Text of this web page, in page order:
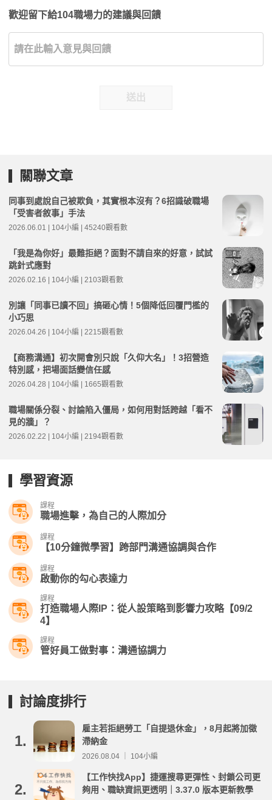
歡迎留下給104職場力的建議與回饋
送出
關聯文章
同事到處說自己被欺負，其實根本沒有？6招識破職場
「受害者敘事」手法
2026.06.01 | 104小編 | 45240觀看數
「我是為你好」最難拒絕？面對不請自來的好意，試試
跳針式應對
2026.02.16 | 104小編 | 2103觀看數
別讓「同事已讀不回」搞砸心情！5個降低回覆門檻的
小巧思
2026.04.26 | 104小編 | 2215觀看數
【商務溝通】初次開會別只說「久仰大名」！3招營造
特別感，把場面話變信任感
2026.04.28 | 104小編 | 1665觀看數
職場關係分裂、討論陷入僵局，如何用對話跨越「看不
見的牆」？
2026.02.22 | 104小編 | 2194觀看數
學習資源
課程
職場進擊，為自己的人際加分
課程
【10分鐘微學習】跨部門溝通協調與合作
課程
啟動你的勾心表達力
課程
打造職場人際IP：從人設策略到影響力攻略【09/2
4】​
課程
管好員工做對事：溝通協調力
討論度排行
1.
雇主若拒絕勞工「自提退休金」，8月起將加徵
滯納金
2026.08.04 ｜ 104小編
2.
【工作快找App】捷運搜尋更彈性、封鎖公司更
夠用、職缺資訊更透明｜3.37.0 版本更新教學